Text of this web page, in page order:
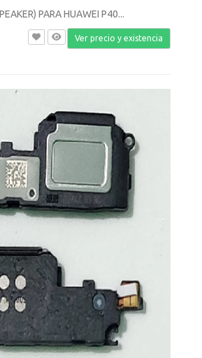
PARA HUAWEI P40...
Ver precio y existencia